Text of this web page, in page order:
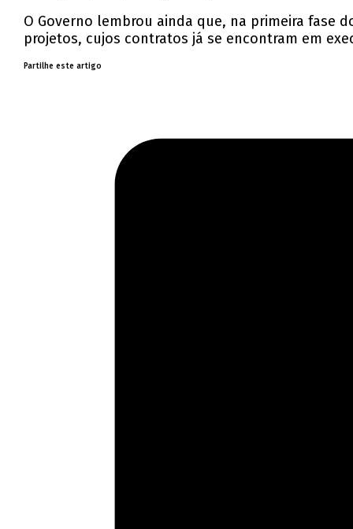
O Governo lembrou ainda que, na primeira fase
projetos, cujos contratos já se encontram em
Partilhe este artigo